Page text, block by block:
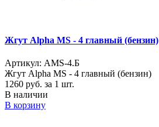
Жгут Alpha MS - 4 главный (бензин)
Артикул: AMS-4.Б
Жгут Alpha MS - 4 главный (бензин)
1260 руб. за 1 шт.
В наличии
В корзину